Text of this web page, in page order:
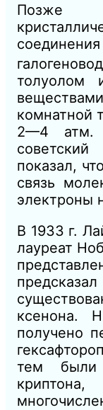
Позже
толуолом
комнатной
2—4
показал,
связь
электроны
В 1933 г.
лауреат
ксенона.
получено
тем были